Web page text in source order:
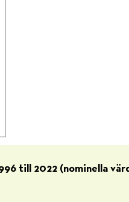
till 2022 (nominella